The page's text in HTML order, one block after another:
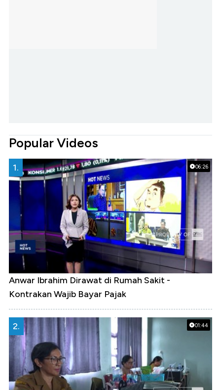
Popular Videos
06:26
1.
Anwar Ibrahim Dirawat di Rumah Sakit -
Kontrakan Wajib Bayar Pajak
01:44
2.